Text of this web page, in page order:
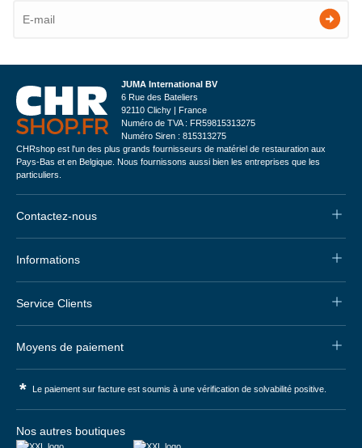
JUMA International BV
6 Rue des Bateliers
92110 Clichy | France
Numéro de TVA : FR59815313275
Numéro Siren : 815313275
CHRshop est l'un des plus grands fournisseurs de matériel de restauration aux
Pays-Bas et en Belgique. Nous fournissons aussi bien les entreprises que les
particuliers.
Contactez-nous
Informations
Service Clients
Moyens de paiement
* Le paiement sur facture est soumis à une vérification de solvabilité positive.
Nos autres boutiques